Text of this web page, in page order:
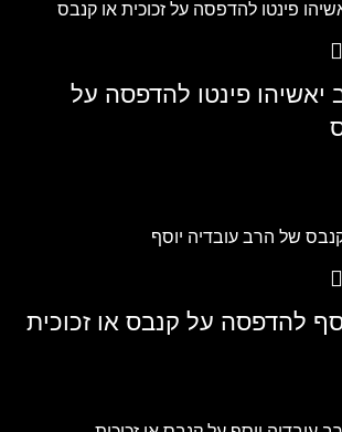
פינטו להדפסה על
להדפסה על קנבס או זכוכית